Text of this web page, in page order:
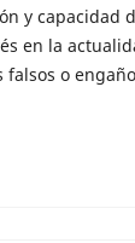
y capacidad
en la
o